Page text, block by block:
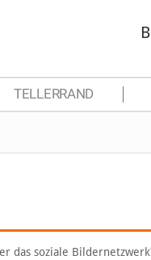
TELLERRAND
das soziale